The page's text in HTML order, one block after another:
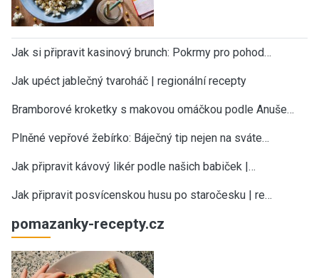
Jak si připravit kasinový brunch: Pokrmy pro pohod…
Jak upéct jablečný tvaroháč | regionální recepty
Bramborové kroketky s makovou omáčkou podle Anuše…
Plněné vepřové žebírko: Báječný tip nejen na sváte…
Jak připravit kávový likér podle našich babiček |…
Jak připravit posvícenskou husu po staročesku | re…
pomazanky-recepty.cz